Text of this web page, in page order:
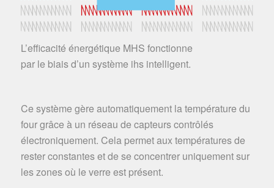
L’efficacité énergétique MHS fonctionne
par le biais d’un système ihs intelligent.
Ce système gère automatiquement la température du
four grâce à un réseau de capteurs contrôlés
électroniquement. Cela permet aux températures de
rester constantes et de se concentrer uniquement sur
les zones où le verre est présent.